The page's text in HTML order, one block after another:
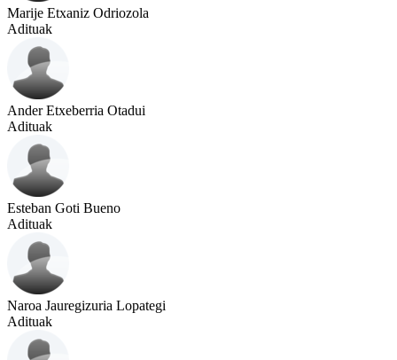
Marije Etxaniz Odriozola
Adituak
Ander Etxeberria Otadui
Adituak
Esteban Goti Bueno
Adituak
Naroa Jauregizuria Lopategi
Adituak